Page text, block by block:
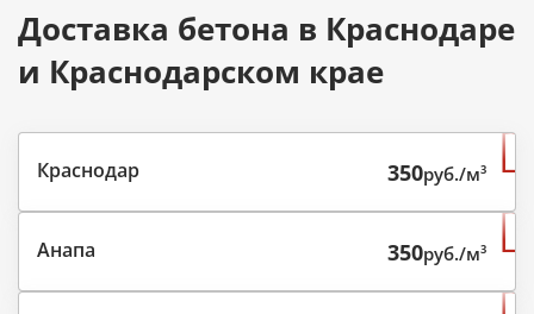
Доставка бетона в Краснодаре
и Краснодарском крае
Краснодар 350руб./м³
Анапа 350руб./м³